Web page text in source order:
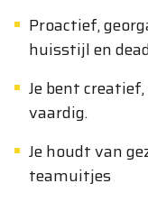
Proactief,
huisstijl en
Je bent
vaardig.
Je houdt van
teamuitjes